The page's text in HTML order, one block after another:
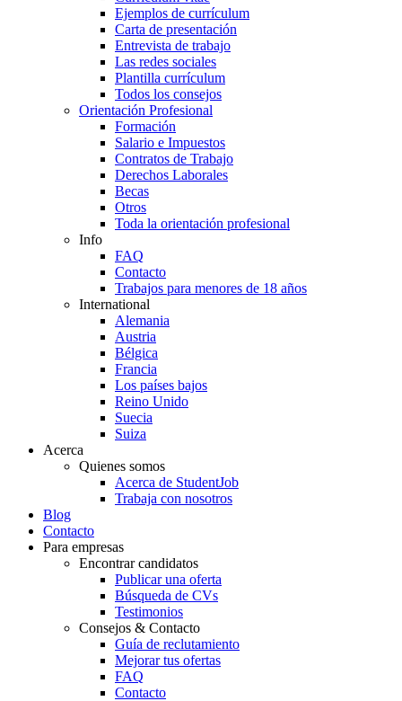
Ejemplos de currículum
Carta de presentación
Entrevista de trabajo
Las redes sociales
Plantilla currículum
Todos los consejos
Orientación Profesional
Formación
Salario e Impuestos
Contratos de Trabajo
Derechos Laborales
Becas
Otros
Toda la orientación profesional
Info
FAQ
Contacto
Trabajos para menores de 18 años
International
Alemania
Austria
Bélgica
Francia
Los países bajos
Reino Unido
Suecia
Suiza
Acerca
Quienes somos
Acerca de StudentJob
Trabaja con nosotros
Blog
Contacto
Para empresas
Encontrar candidatos
Publicar una oferta
Búsqueda de CVs
Testimonios
Consejos & Contacto
Guía de reclutamiento
Mejorar tus ofertas
FAQ
Contacto